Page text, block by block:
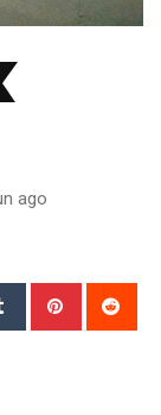
ago
Tumblr Pinterest